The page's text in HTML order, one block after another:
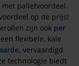
palletvoordeel.
op de prijs!
zijn ook per
flexibele, kale
, vervaardigd
technologie biedt